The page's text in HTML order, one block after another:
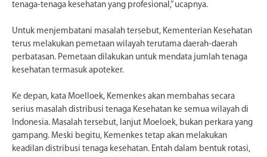
tenaga-tenaga kesehatan yang profesional,” ucapnya.
Untuk menjembatani masalah tersebut, Kementerian Kesehatan
terus melakukan pemetaan wilayah terutama daerah-daerah
perbatasan. Pemetaan dilakukan untuk mendata jumlah tenaga
kesehatan termasuk apoteker.
Ke depan, kata Moelloek, Kemenkes akan membahas secara
serius masalah distribusi tenaga Kesehatan ke semua wilayah di
Indonesia. Masalah tersebut, lanjut Moeloek, bukan perkara yang
gampang. Meski begitu, Kemenkes tetap akan melakukan
keadilan distribusi tenaga kesehatan. Entah dalam bentuk rotasi,